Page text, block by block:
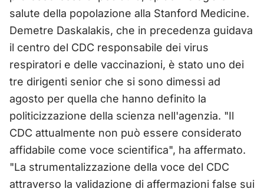
salute della popolazione alla Stanford Medicine.
Demetre Daskalakis, che in precedenza guidava
il centro del CDC responsabile dei virus
respiratori e delle vaccinazioni, è stato uno dei
tre dirigenti senior che si sono dimessi ad
agosto per quella che hanno definito la
politicizzazione della scienza nell'agenzia. "Il
CDC attualmente non può essere considerato
affidabile come voce scientifica", ha affermato.
"La strumentalizzazione della voce del CDC
attraverso la validazione di affermazioni false sui